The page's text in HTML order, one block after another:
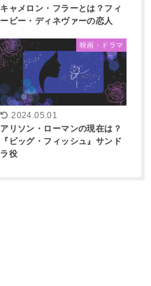
キャメロン・フラーとは？フィ
ービー・ディネヴァーの恋人
映画・ドラマ
2024.05.01
アリソン・ローマンの現在は？
『ビッグ・フィッシュ』サンド
ラ役